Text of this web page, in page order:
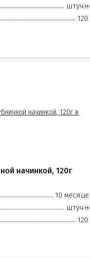
120
начинкой, 120г
10
120